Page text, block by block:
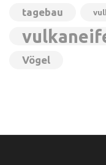
tagebau
Vögel